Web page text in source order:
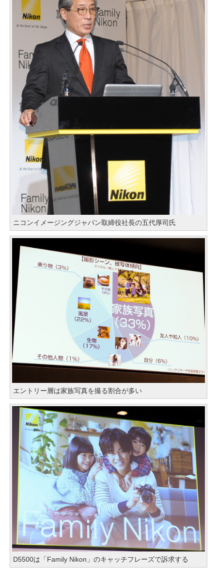
ニコンイメージングジャパン取締役社長の五代厚司氏
エントリー層は家族写真を撮る割合が多い
D5500は「Family Nikon」のキャッチフレーズで訴求する